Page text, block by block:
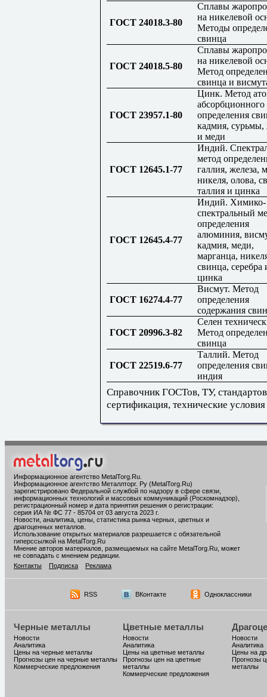
ГОСТ 24018.3-80
Сплавы
на никелевой
Методы
свинца
ГОСТ 24018.5-80
Сплавы
на никелевой
Метод
свинца и
ГОСТ 23957.1-80
Цинк. Метод
абсорбционного
определения
кадмия, сурьмы,
и меди
ГОСТ 12645.1-77
Индий.
метод
галлия, железа,
никеля, олова,
таллия и цинка
ГОСТ 12645.4-77
Индий. Химико-
спектральный
определения
алюминия,
кадмия, меди,
марганца,
свинца, серебра
цинка
ГОСТ 16274.4-77
Висмут. Метод
определения
содержания
ГОСТ 20996.3-82
Селен
Метод
свинца
ГОСТ 22519.6-77
Таллий. Метод
определения
индия
Справочник ГОСТов, ТУ,
сертификация, технические условия
Информационное агентство MetalTorg.Ru
Информационное агентство Металлторг. Ру (MetalTorg.Ru)
зарегистрировано Федеральной службой по надзору в сфере связи,
информационных технологий и массовых коммуникаций (Роскомнадзор),
регистрационный номер и дата принятия решения о регистрации:
серия ИА № ФС 77 - 85704 от 03 августа 2023 г.
Новости, аналитика, цены, статистика рынка черных, цветных и
драгоценных металлов.
Использование открытых материалов разрешается с обязательной
гиперссылкой на MetalTorg.Ru
Мнение авторов материалов, размещаемых на сайте MetalTorg.Ru, может
не совпадать с мнением редакции.
Контакты
Подписка Реклама
RSS ВКонтакте Одноклассники
Черные металлы
Новости
Аналитика
Цены на черные металлы
Прогнозы цен на черные металлы
Коммерческие предложения
Цветные металлы
Новости
Аналитика
Цены на цветные металлы
Прогнозы цен на цветные
металлы
Коммерческие предложения
Новости
Аналитика
Цены на
Прогнозы
металлы